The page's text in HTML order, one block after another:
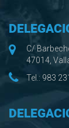
C/
47014,
Tel.: 983